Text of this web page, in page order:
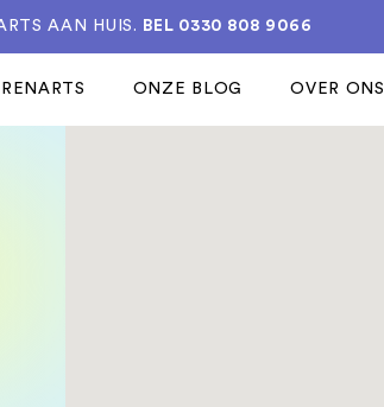
AAN HUIS. BEL 0330 808 9066
ONZE BLOG OVER ONS